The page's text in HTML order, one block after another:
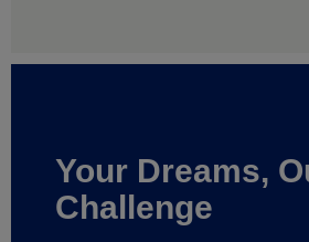
Your Dreams,
Challenge